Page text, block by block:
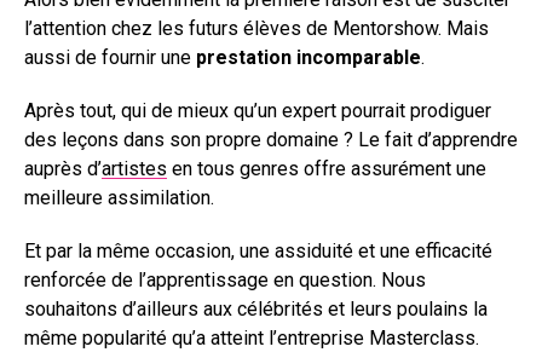
l’attention chez les futurs élèves de Mentorshow. Mais
aussi de fournir une prestation incomparable.
Après tout, qui de mieux qu’un expert pourrait prodiguer
des leçons dans son propre domaine ? Le fait d’apprendre
auprès d’artistes en tous genres offre assurément une
meilleure assimilation.
Et par la même occasion, une assiduité et une efficacité
renforcée de l’apprentissage en question. Nous
souhaitons d’ailleurs aux célébrités et leurs poulains la
même popularité qu’a atteint l’entreprise Masterclass.